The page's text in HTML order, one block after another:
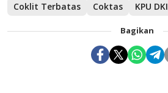
Coklit Terbatas Coktas KPU DKI
Bagikan